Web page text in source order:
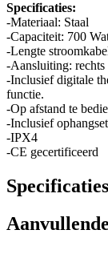
Specificaties:
-Materiaal: Staal
-Capaciteit: 700
-Lengte
-Aansluiting: rechts
-Inclusief digitale
functie.
-Op afstand te
-Inclusief
-IPX4
-CE gecertificeerd
Specificaties